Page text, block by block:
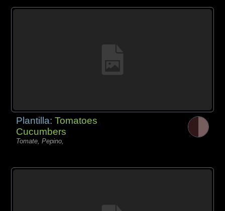
Plantilla:Tomatoes
Cucumbers
Tomate, Pepino,